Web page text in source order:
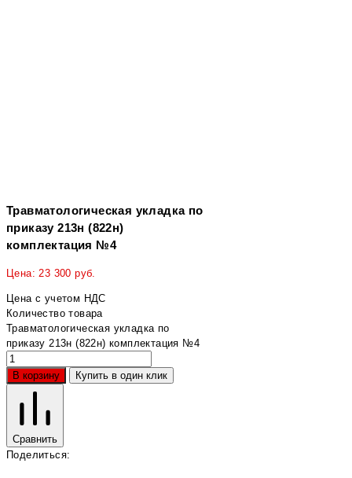
Травматологическая укладка по
приказу 213н (822н)
комплектация №4
Цена:23 300 руб.
Цена с учетом НДС
Количество товара
Травматологическая укладка по
приказу 213н (822н) комплектация №4
В корзину Купить в один клик
Сравнить
Поделиться: